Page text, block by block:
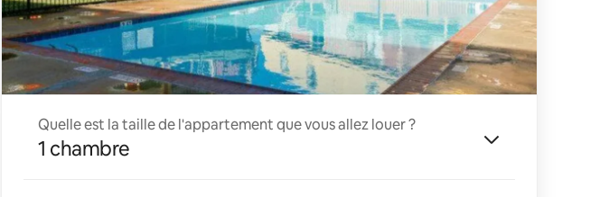
Quelle est la taille de l'appartement que vous allez louer ?
1 chambre